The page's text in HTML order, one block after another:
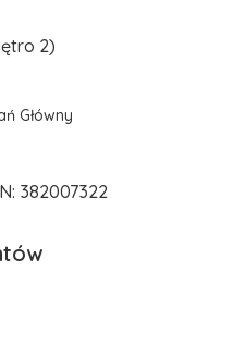
2)
Główny
382007322